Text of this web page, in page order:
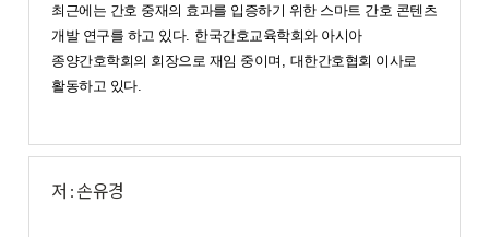
최근에는 간호 중재의 효과를 입증하기 위한 스마트 간호 콘텐츠
개발 연구를 하고 있다. 한국간호교육학회와 아시아
종양간호학회의 회장으로 재임 중이며
대한간호협회 이사로
활동하고 있다.
저 : 손유경